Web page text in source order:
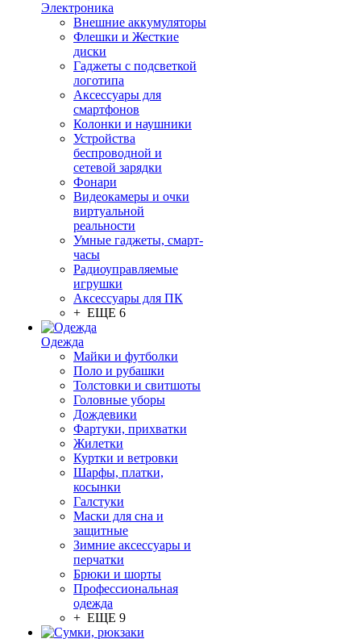
Электроника
Внешние аккумуляторы
Флешки и Жесткие
диски
Гаджеты с подсветкой
логотипа
Аксессуары для
смартфонов
Колонки и наушники
Устройства
беспроводной и
сетевой зарядки
Фонари
Видеокамеры и очки
виртуальной
реальности
Умные гаджеты, смарт-
часы
Радиоуправляемые
игрушки
Аксессуары для ПК
+ ЕЩЕ 6
Одежда
Майки и футболки
Поло и рубашки
Толстовки и свитшоты
Головные уборы
Дождевики
Фартуки, прихватки
Жилетки
Куртки и ветровки
Шарфы, платки,
косынки
Галстуки
Маски для сна и
защитные
Зимние аксессуары и
перчатки
Брюки и шорты
Профессиональная
одежда
+ ЕЩЕ 9